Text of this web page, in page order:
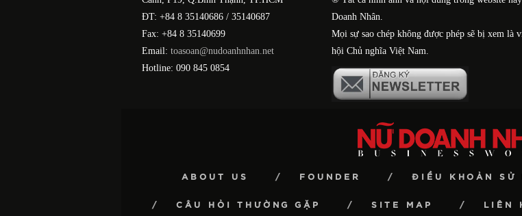
ĐT: +84 8 35140686 / 35140687
Fax: +84 8 35140699
Email: toasoan@nudoanhnhan.net
Hotline: 090 845 0854
Doanh Nhân.
Mọi sự sao chép không được phép sẽ bị xem là
hội Chủ nghĩa Việt Nam.
ABOUT US FOUNDER ĐIỀU KHOẢN SỬ
CÂU HỎI THƯỜNG GẶP SITE MAP LIÊN